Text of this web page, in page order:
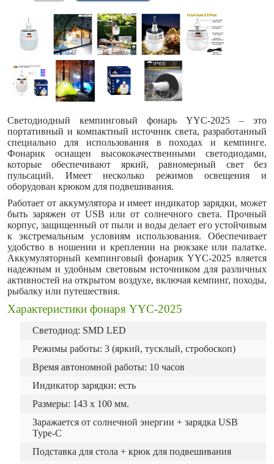
Светодиодный кемпинговый фонарь YYC-2025 – это
портативный и компактный источник света, разработанный
специально для использования в походах и кемпинге.
Фонарик оснащен высококачественными светодиодами,
которые обеспечивают яркий, равномерный свет без
пульсаций. Имеет несколько режимов освещения и
оборудован крюком для подвешивания.
Работает от аккумулятора и имеет индикатор зарядки, может
быть заряжен от USB или от солнечного света. Прочный
корпус, защищенный от пыли и воды делает его устойчивым
к экстремальным условиям использования. Обеспечивает
удобство в ношении и креплении на рюкзаке или палатке.
Аккумуляторный кемпинговый фонарик YYC-2025 вляется
надежным и удобным световым источником для различных
активностей на открытом воздухе, включая кемпинг, походы,
рыбалку или путешествия.
Характеристики фонаря YYC-2025
Светодиод: SMD LED
Режимы работы: 3 (яркий, тусклый, стробоскоп)
Время автономной работы: 10 часов
Индикатор зарядки: есть
Размеры: 143 х 100 мм.
Заражается от солнечной энергии + зарядка USB
Type-C
Подставка для стола + крюк для подвешивания